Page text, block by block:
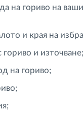
на гориво на
и края на
и източване;
на гориво;